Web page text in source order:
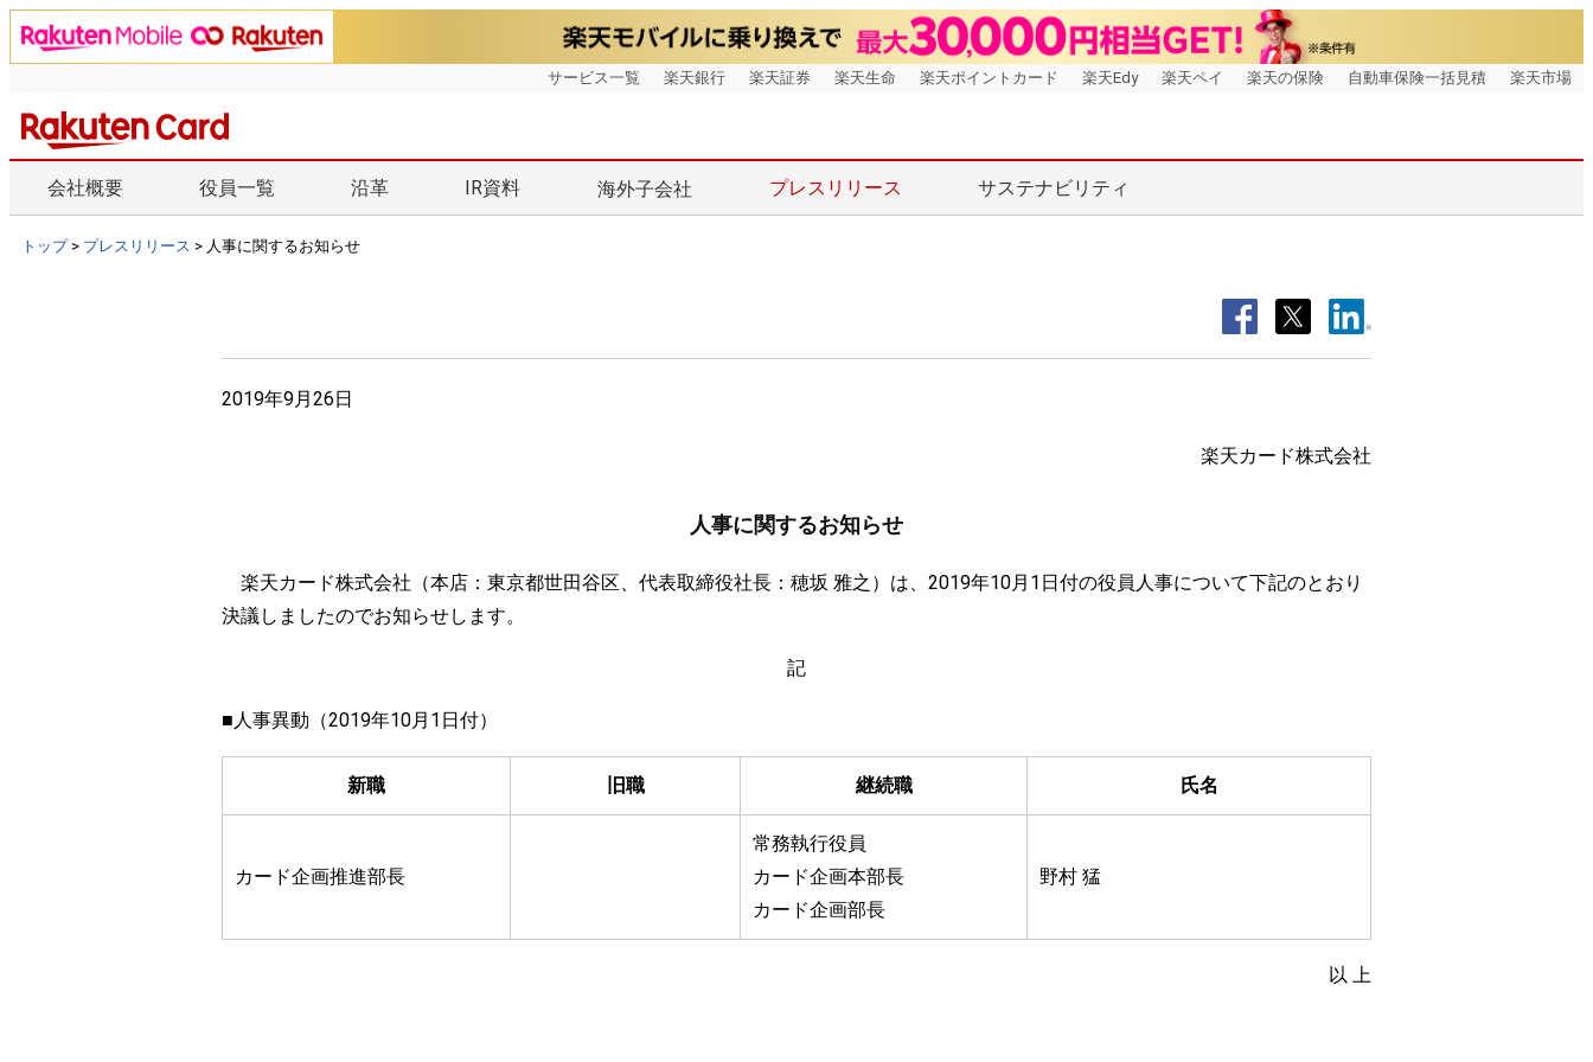
サービス一覧 楽天銀行 楽天証券 楽天生命 楽天ポイントカード 楽天Edy 楽天ペイ 楽天の保険 自動車保険一括見積 楽天市場
会社概要 役員一覧 沿革 IR資料 海外子会社 プレスリリース サステナビリティ
トップ> プレスリリース > 人事に関するお知らせ
2019年9月26日
楽天カード株式会社
人事に関するお知らせ
楽天カード株式会社（本店：東京都世田谷区、代表取締役社長：穂坂 雅之）は、2019年10月1日付の役員人事について下記のとおり
決議しましたのでお知らせします。
記
■人事異動（2019年10月1日付）
新職 旧職 継続職 氏名
カード企画推進部長
常務執行役員
カード企画本部長
カード企画部長
野村 猛
以 上